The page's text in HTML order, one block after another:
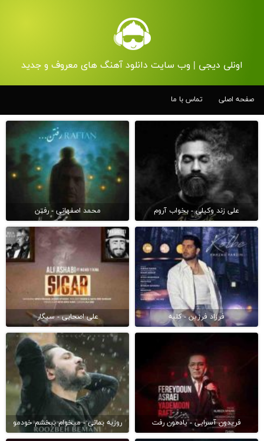
اونلی دیجی | وب سایت دانلود آهنگ های معروف و جدید
صفحه اصلی تماس با ما
علی زند وکیلی - بخواب آروم محمد اصفهانی - رفتن
فرزاد فرزین - کلبه علی اصحابی - سیگار
فریدون آسرایی - یادمون رفت روزبه بمانی - میخوام ببخشم خودمو